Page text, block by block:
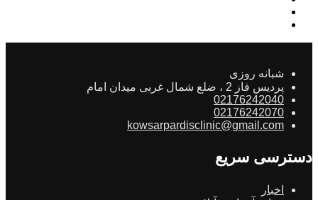
شبانه روزی
پردیس فاز 2 ، ضلع شمال غربی میدان امام
02176242040
02176242070
kowsarpardisclinic@gmail.com
دسترسی سریع
اخبار